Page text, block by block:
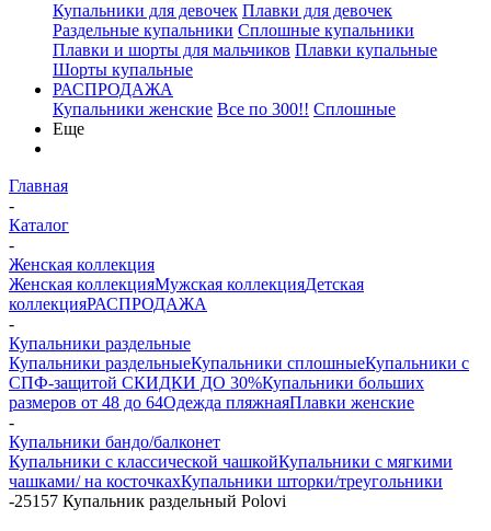
Купальники для девочек Плавки для девочек
Раздельные купальники Сплошные купальники
Плавки и шорты для мальчиков Плавки купальные
Шорты купальные
РАСПРОДАЖА
Купальники женские Все по 300!! Сплошные
Еще
Главная
-
Каталог
-
Женская коллекция
Женская коллекцияМужская коллекцияДетская
коллекцияРАСПРОДАЖА
-
Купальники раздельные
Купальники раздельныеКупальники сплошныеКупальники с
СПФ-защитой СКИДКИ ДО 30%Купальники больших
размеров от 48 до 64Одежда пляжнаяПлавки женские
-
Купальники бандо/балконет
Купальники с классической чашкойКупальники с мягкими
чашками/ на косточкахКупальники шторки/треугольники
-25157 Купальник раздельный Polovi